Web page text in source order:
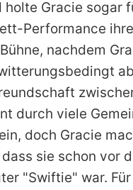
holte Gracie sogar
Performance
nachdem
durch viele
doch Gracie
sie schon vor
"Swiftie" war.